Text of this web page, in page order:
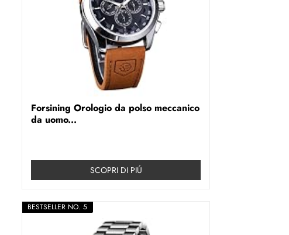
Forsining Orologio da polso meccanico
da uomo...
SCOPRI DI PIÚ
BESTSELLER NO. 5